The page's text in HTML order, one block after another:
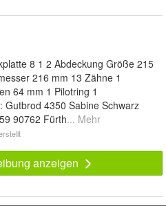
8 1 2 Abdeckung Größe 215
216 mm 13 Zähne 1
64 mm 1 Pilotring 1
4350 Sabine Schwarz
90762 Fürth... Mehr
anzeigen